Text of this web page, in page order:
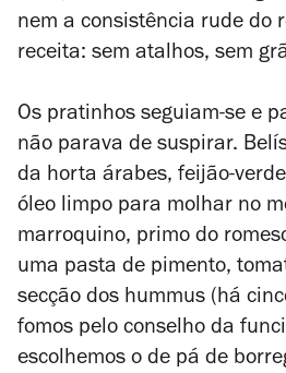
nem a consistência rude do
receita: sem atalhos, sem
Os pratinhos seguiam-se e
não parava de suspirar.
da horta árabes, feijão-
óleo limpo para molhar no
marroquino, primo do
uma pasta de pimento,
secção dos hummus (há
fomos pelo conselho da
escolhemos o de pá de